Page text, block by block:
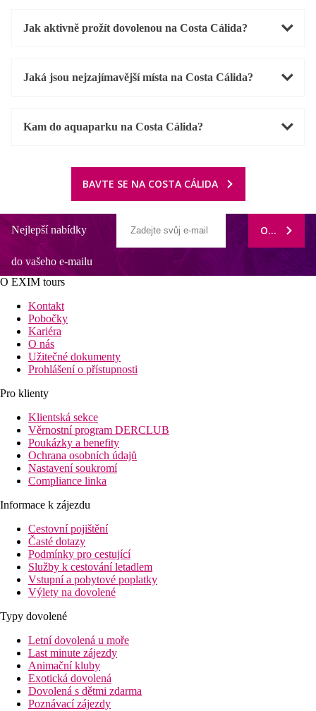
Jak aktivně prožít dovolenou na Costa Cálida?
Jaká jsou nejzajímavější místa na Costa Cálida?
Kam do aquaparku na Costa Cálida?
BAVTE SE NA COSTA CÁLIDA
Nejlepší nabídky
do vašeho e-mailu
ODEBÍRAT
O EXIM tours
Kontakt
Pobočky
Kariéra
O nás
Užitečné dokumenty
Prohlášení o přístupnosti
Pro klienty
Klientská sekce
Věrnostní program DERCLUB
Poukázky a benefity
Ochrana osobních údajů
Nastavení soukromí
Compliance linka
Informace k zájezdu
Cestovní pojištění
Časté dotazy
Podmínky pro cestující
Služby k cestování letadlem
Vstupní a pobytové poplatky
Výlety na dovolené
Typy dovolené
Letní dovolená u moře
Last minute zájezdy
Animační kluby
Exotická dovolená
Dovolená s dětmi zdarma
Poznávací zájezdy